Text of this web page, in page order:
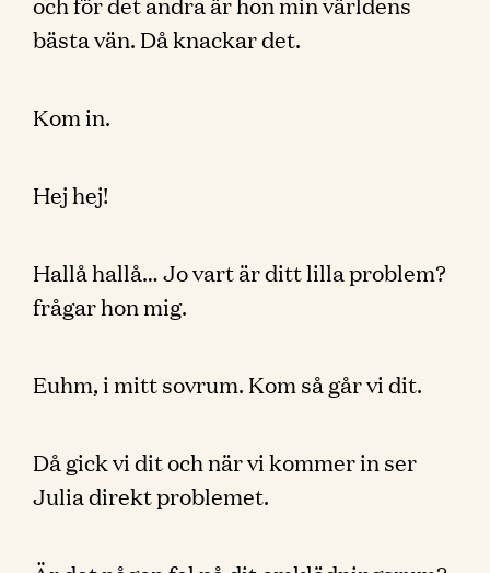
bästa vän. Då knackar det.
Kom in.
Hej hej!
Hallå hallå… Jo vart är ditt lilla problem?
frågar hon mig.
Euhm, i mitt sovrum. Kom så går vi dit.
Då gick vi dit och när vi kommer in ser
Julia direkt problemet.